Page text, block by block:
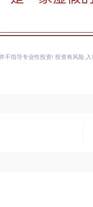
不指导专业性投资! 投资有风险,入